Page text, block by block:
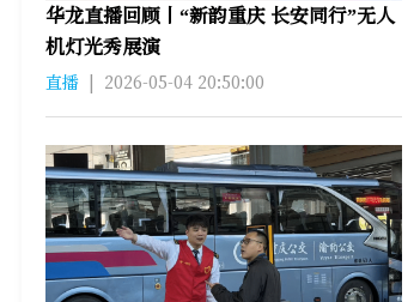
华龙直播回顾丨“新韵重庆 长安同行”无人
机灯光秀展演
直播 | 2026-05-04 20:50:00